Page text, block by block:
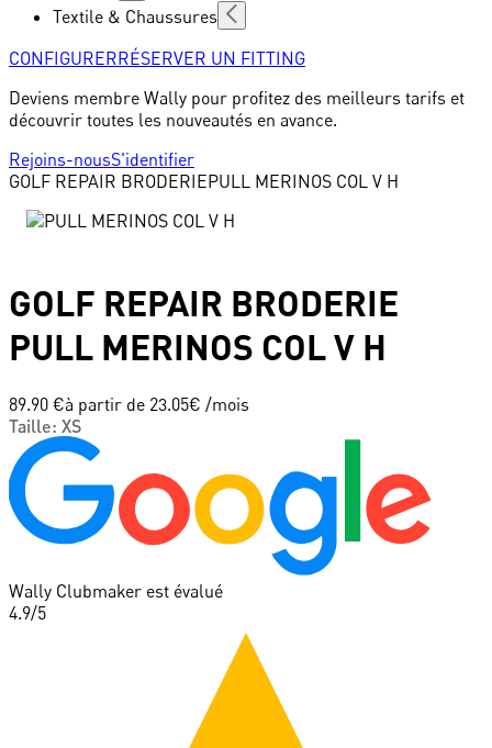
Textile & Chaussures
CONFIGURERRÉSERVER UN FITTING
Deviens membre Wally pour profitez des meilleurs tarifs et
découvrir toutes les nouveautés en avance.
Rejoins-nousS'identifier
GOLF REPAIR BRODERIEPULL MERINOS COL V H
GOLF REPAIR BRODERIE
PULL MERINOS COL V H
89.90 €à partir de 23.05€ /mois
Taille: XS
Wally Clubmaker est évalué
4.9/5